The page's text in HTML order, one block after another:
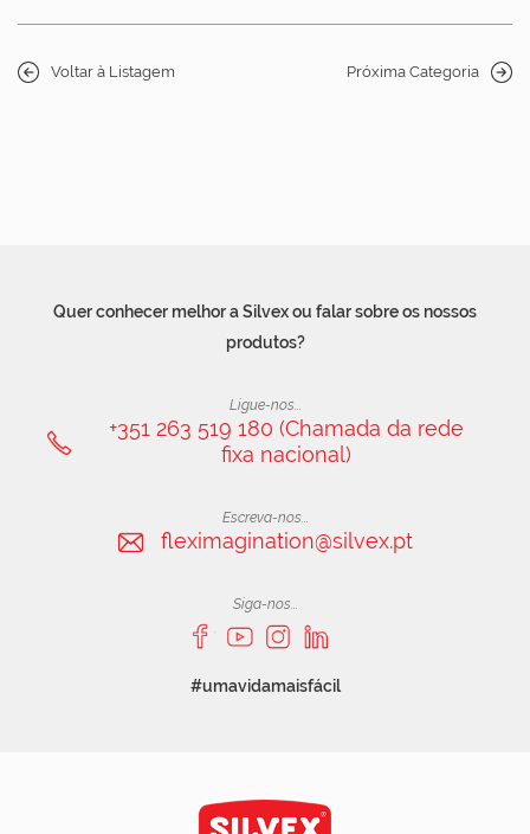
Voltar à Listagem Próxima Categoria
Quer conhecer melhor a Silvex ou falar sobre os nossos
produtos?
Ligue-nos...
+351 263 519 180 (Chamada da rede
fixa nacional)
Escreva-nos...
fleximagination@silvex.pt
Siga-nos...
#umavidamaisfácil